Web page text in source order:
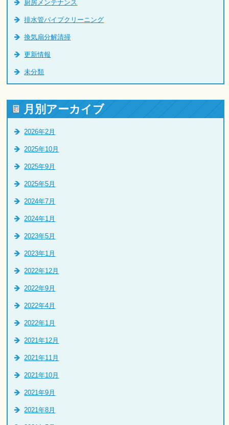
厨房メンテナンス
排水管パイプクリーニング
換気扇分解清掃
更新情報
未分類
月別アーカイブ
2026年2月
2025年10月
2025年9月
2025年5月
2024年7月
2024年1月
2023年5月
2023年1月
2022年12月
2022年9月
2022年4月
2022年1月
2021年12月
2021年11月
2021年10月
2021年9月
2021年8月